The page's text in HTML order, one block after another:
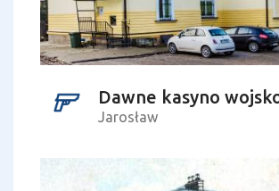
Dawne kasyno
Jarosław